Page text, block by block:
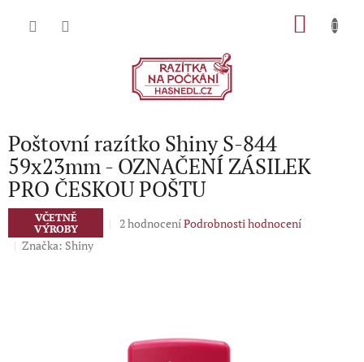
Poštovní razítko Shiny S-844
59x23mm - OZNAČENÍ ZÁSILEK
PRO ČESKOU POŠTU
VČETNĚ
VÝROBY
Průměrné
2 hodnoceníPodrobnosti hodnocení
Značka: Shiny